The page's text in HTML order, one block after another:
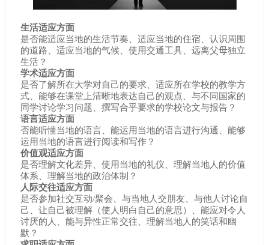
生活适应方面
是否能适应当地的生活节奏、适应当地的住宿、认识周围
的道路、适应当地的气候、使用交通工具、远离父母独立
生活？
学术适应方面
是否了解所在大学对自己的要求、适应所在学校的教学方
式、能够在课堂上清晰地表达自己的观点、与不同国家的
同学讨论学习问题、撰写合乎要求的学校论文与报告？
语言适应方面
否能听懂当地的语言、能运用当地的语言进行沟通、能够
运用当地的语言进行阅读和写作？
价值观适应方面
是否理解文化差异、使用当地的礼仪、理解当地人的价值
体系、理解当地的政治体制？
人际交往适应方面
是否参加社交互动/聚会、与当地人交朋友、与他人讨论自
己、让自己被理解（使人明白自己的意思）、能应对令人
讨厌的人、能与异性正常交往、理解当地人的笑话和幽
默？